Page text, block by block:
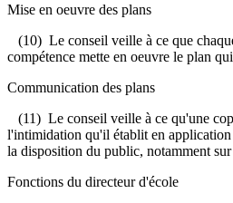
Mise en oeuvre des plans
(10) Le conseil veille à ce que
compétence mette en oeuvre le plan
Communication des plans
(11) Le conseil veille à ce qu'une
l'intimidation qu'il établit en application
la disposition du public, notamment
Fonctions du directeur d'école